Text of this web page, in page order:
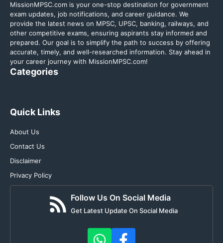
MissionMPSC.com is your one-stop destination for government
exam updates, job notifications, and career guidance. We
provide the latest news on MPSC, UPSC, banking, railways, and
other competitive exams, ensuring aspirants stay informed and
prepared. Our goal is to simplify the path to success by offering
accurate, timely, and well-researched information. Stay ahead in
your career journey with MissionMPSC.com!
Categories
Quick Links
About Us
Contact Us
Disclaimer
Privacy Policy
Follow Us On Social Media
Get Latest Update On Social Media